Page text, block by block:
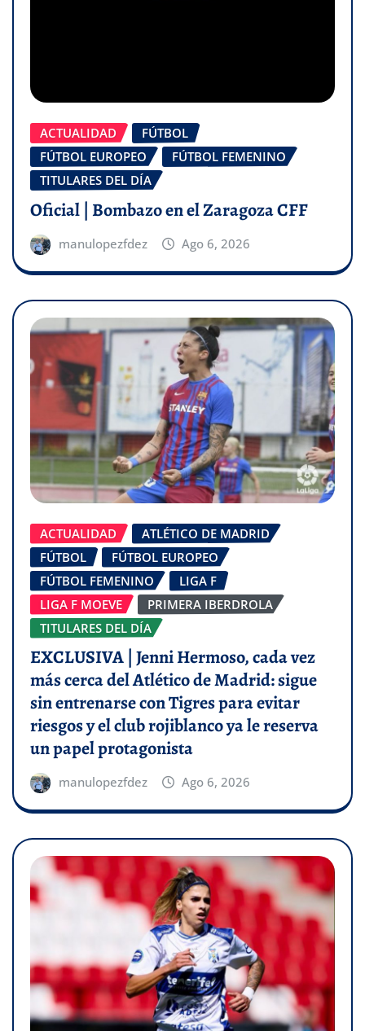
ACTUALIDAD
FÚTBOL
FÚTBOL EUROPEO
FÚTBOL FEMENINO
TITULARES DEL DÍA
Oficial | Bombazo en el Zaragoza CFF
manulopezfdez Ago 6, 2026
ACTUALIDAD
ATLÉTICO DE MADRID
FÚTBOL
FÚTBOL EUROPEO
FÚTBOL FEMENINO
LIGA F
LIGA F MOEVE
PRIMERA IBERDROLA
TITULARES DEL DÍA
EXCLUSIVA | Jenni Hermoso, cada vez
más cerca del Atlético de Madrid: sigue
sin entrenarse con Tigres para evitar
riesgos y el club rojiblanco ya le reserva
un papel protagonista
manulopezfdez Ago 6, 2026